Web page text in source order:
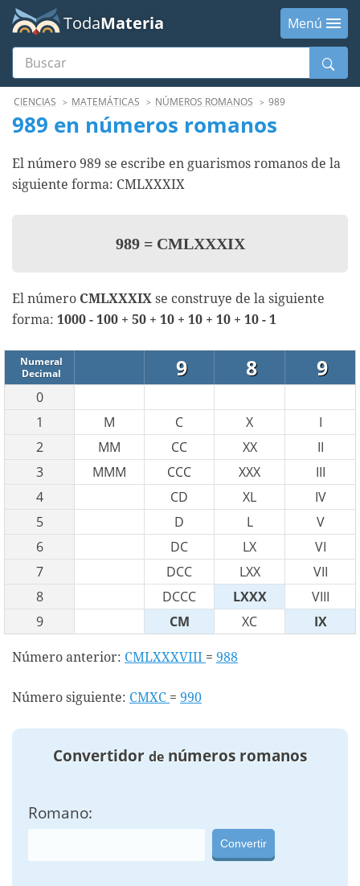
TodaMateria
Menú
Buscar
MenúCIENCIAS MATEMÁTICAS NÚMEROS ROMANOS 989
989 en números romanos
El número 989 se escribe en guarismos romanos de la
siguiente forma: CMLXXXIX
989 =CMLXXXIX
El número CMLXXXIX se construye de la siguiente
forma: 1000 - 100 + 50 + 10 + 10 + 10 + 10 - 1
Numeral
Decimal
9 8 9
0
1
M C X
I
2
MM CC XX
II
3
MMM CCC XXX
III
4
CD XL
IV
5
D L
V
6
DC LX
VI
7
DCC LXX
VII
8
DCCC LXXX
VIII
9
CM XC IX
Número anterior: CMLXXXVIII = 988
Número siguiente: CMXC = 990
Convertidor de números romanos
Romano:
Convertir